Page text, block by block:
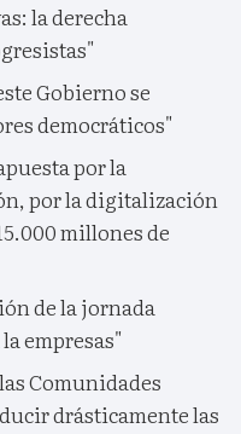
la derecha
Gobierno se
democráticos"
por la
por la digitalización
millones de
de la jornada
empresas"
Comunidades
drásticamente las